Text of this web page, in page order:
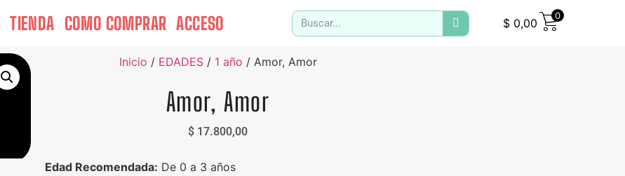
TIENDA COMO COMPRAR ACCESO $0,00
0
Inicio / EDADES/ 1 año / Amor, Amor
Amor, Amor
$ 17.800,00
Edad Recomendada: De 0 a 3 años